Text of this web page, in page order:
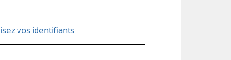
vos identifiants